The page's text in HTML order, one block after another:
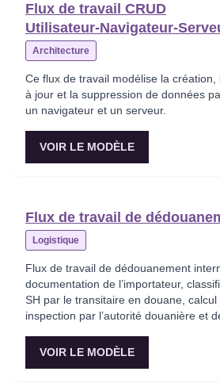
Flux de travail CRUD
Architecture
Ce flux de travail modélise la
à jour et la suppression de données
un navigateur et un serveur.
VOIR LE MODÈLE
Flux de travail de
Logistique
Flux de travail de dédouanement
documentation de l’importateur,
SH par le transitaire en douane, calcul
inspection par l’autorité douanière et
VOIR LE MODÈLE